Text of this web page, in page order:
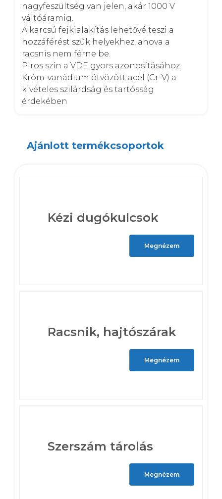
nagyfeszültség van jelen, akár 1000 V
váltóáramig.
A karcsú fejkialakítás lehetővé teszi a
hozzáférést szűk helyekhez, ahova a
racsnis nem férne be.
Piros szín a VDE gyors azonosításához.
Króm-vanádium ötvözött acél (Cr-V) a
kivételes szilárdság és tartósság
érdekében
Ajánlott termékcsoportok
Kézi dugókulcsok
Megnézem
Racsnik, hajtószárak
Megnézem
Szerszám tárolás
Megnézem